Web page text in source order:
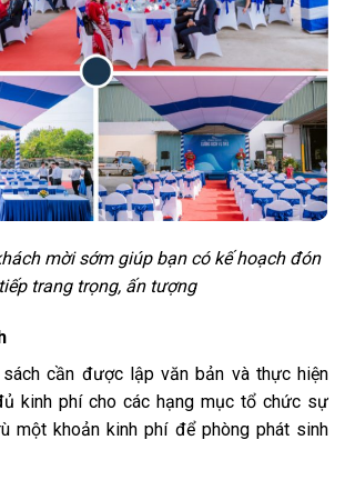
mời sớm giúp bạn có kế hoạch đón
tiếp trang trọng, ấn tượng
cần được lập văn bản và thực hiện
kinh phí cho các hạng mục tổ chức sự
một khoản kinh phí để phòng phát sinh